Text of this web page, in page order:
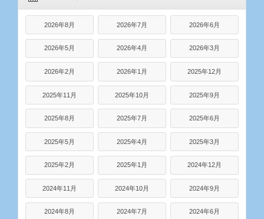
2026年8月 2026年7月 2026年6月
2026年5月 2026年4月 2026年3月
2026年2月 2026年1月 2025年12月
2025年11月 2025年10月 2025年9月
2025年8月 2025年7月 2025年6月
2025年5月 2025年4月 2025年3月
2025年2月 2025年1月 2024年12月
2024年11月 2024年10月 2024年9月
2024年8月 2024年7月 2024年6月